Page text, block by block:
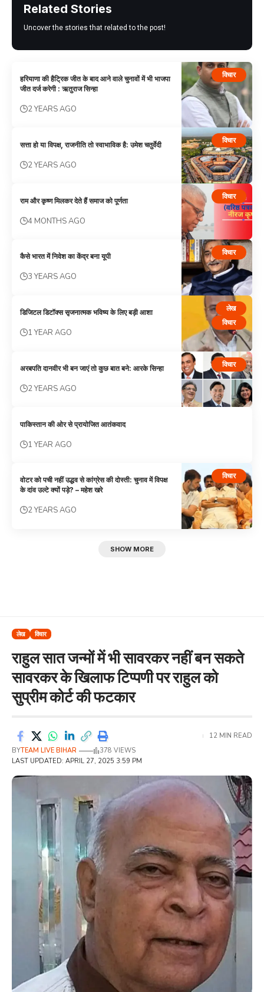
Related Stories
Uncover the stories that related to the post!
विचार
हरियाणा की हैट्रिक जीत के बाद आने वाले चुनावों में भी भाजपा
जीत दर्ज करेगी : ऋतुराज सिन्हा
2 YEARS AGO
विचार
सत्ता हो या विपक्ष, राजनीति तो स्वाभाविक है: उमेश चतुर्वेदी
2 YEARS AGO
विचार
राम और कृष्ण मिलकर देते हैं समाज को पूर्णता
4 MONTHS AGO
विचार
कैसे भारत में निवेश का केंद्र बना यूपी
3 YEARS AGO
लेख
विचार
डिजिटल डिटॉक्स सृजनात्मक भविष्य के लिए बड़ी आशा
1 YEAR AGO
विचार
अरबपति दानवीर भी बन जाएं तो कुछ बात बने: आरके सिन्हा
2 YEARS AGO
पाकिस्तान की ओर से प्रायोजित आतंकवाद
1 YEAR AGO
विचार
वोटर को पची नहीं उद्धव से कांग्रेस की दोस्ती: चुनाव में विपक्ष
के दांव उल्टे क्यों पड़े? – महेश खरे
2 YEARS AGO
SHOW MORE
लेख विचार
राहुल सात जन्मों में भी सावरकर नहीं बन सकते
सावरकर के खिलाफ टिप्पणी पर राहुल को
सुप्रीम कोर्ट की फटकार
LAST UPDATED: APRIL 27, 2025 3:59 PM
BYTEAM LIVE BIHAR 378 VIEWS
12 MIN READ